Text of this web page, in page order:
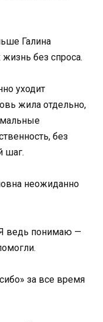
Галина
без спроса.
уходит
жила отдельно,
без
шаг.
неожиданно
Я ведь понимаю —
за все время